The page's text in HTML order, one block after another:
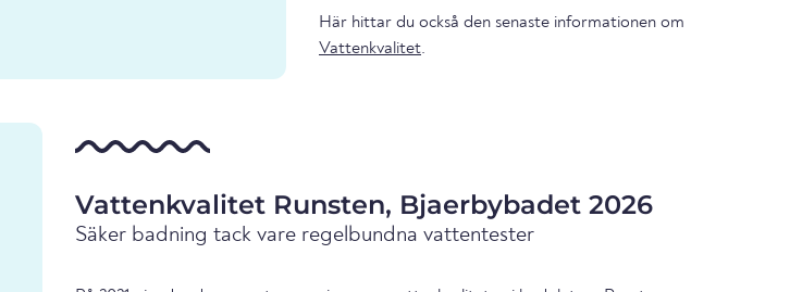
Här hittar du också den senaste informationen om
Vattenkvalitet.
Vattenkvalitet Runsten, Bjaerbybadet 2026
Säker badning tack vare regelbundna vattentester